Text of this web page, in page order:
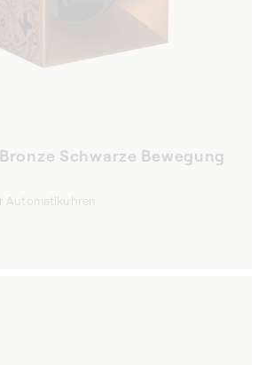
Schwarze Bewegung
Automatikuhren